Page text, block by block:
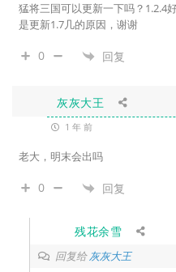
猛将三国可以更新一下吗？1.2.4
是更新1.7几的原因，谢谢
0 回复
灰灰大王
1 年 前
老大，明末会出吗
0 回复
残花余雪
回复给灰灰大王